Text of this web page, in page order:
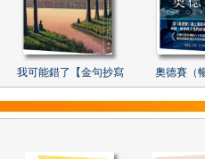
我可能錯了【金句抄寫 奧德賽（